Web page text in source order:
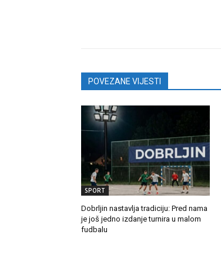
POVEZANE VIJESTI
SPORT
Dobrljin nastavlja tradiciju: Pred nama
je još jedno izdanje turnira u malom
fudbalu